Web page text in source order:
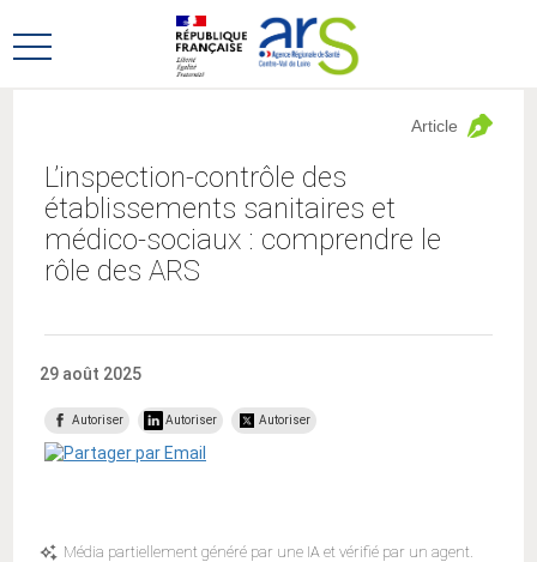
au
menu
au
contenu
Ouvrir
L’inspection-contrôle des
établissements sanitaires et
médico-sociaux : comprendre le
rôle des ARS
Article
29 août 2025
Autoriser Autoriser Autoriser
Média partiellement généré par une IA et vérifié par un agent.